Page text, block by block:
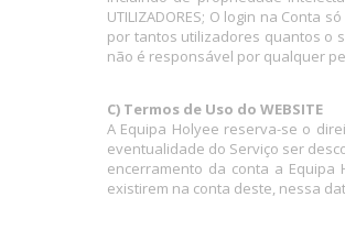
UTILIZADORES; O login na Conta
por tantos utilizadores quantos o
não é responsável por qualquer
C) Termos de Uso do WEBSITE
A Equipa Holyee reserva-se o
eventualidade do Serviço ser
encerramento da conta a Equipa
existirem na conta deste, nessa